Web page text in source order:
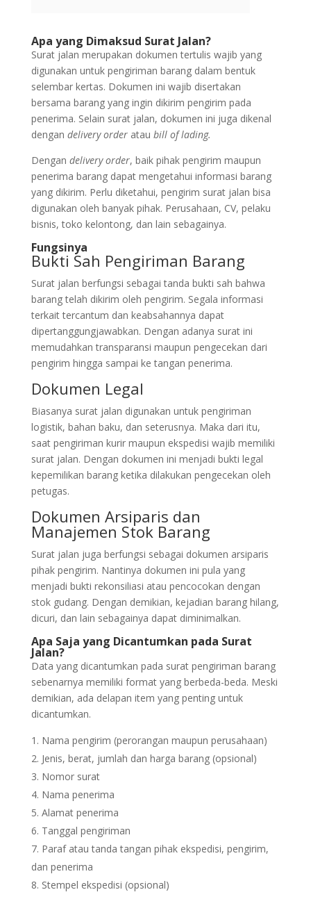
Apa yang Dimaksud Surat Jalan?
Surat jalan merupakan dokumen tertulis wajib yang
digunakan untuk pengiriman barang dalam bentuk
selembar kertas. Dokumen ini wajib disertakan
bersama barang yang ingin dikirim pengirim pada
penerima. Selain surat jalan, dokumen ini juga dikenal
dengan delivery orderatau bill of lading.
Dengan delivery order, baik pihak pengirim maupun
penerima barang dapat mengetahui informasi barang
yang dikirim. Perlu diketahui, pengirim surat jalan bisa
digunakan oleh banyak pihak. Perusahaan, CV, pelaku
bisnis, toko kelontong, dan lain sebagainya.
Fungsinya
Bukti Sah Pengiriman Barang
Surat jalan berfungsi sebagai tanda bukti sah bahwa
barang telah dikirim oleh pengirim. Segala informasi
terkait tercantum dan keabsahannya dapat
dipertanggungjawabkan. Dengan adanya surat ini
memudahkan transparansi maupun pengecekan dari
pengirim hingga sampai ke tangan penerima.
Dokumen Legal
Biasanya surat jalan digunakan untuk pengiriman
logistik, bahan baku, dan seterusnya. Maka dari itu,
saat pengiriman kurir maupun ekspedisi wajib memiliki
surat jalan. Dengan dokumen ini menjadi bukti legal
kepemilikan barang ketika dilakukan pengecekan oleh
petugas.
Dokumen Arsiparis dan
Manajemen Stok Barang
Surat jalan juga berfungsi sebagai dokumen arsiparis
pihak pengirim. Nantinya dokumen ini pula yang
menjadi bukti rekonsiliasi atau pencocokan dengan
stok gudang. Dengan demikian, kejadian barang hilang,
dicuri, dan lain sebagainya dapat diminimalkan.
Apa Saja yang Dicantumkan pada Surat
Jalan?
Data yang dicantumkan pada surat pengiriman barang
sebenarnya memiliki format yang berbeda-beda. Meski
demikian, ada delapan item yang penting untuk
dicantumkan.
Nama pengirim (perorangan maupun perusahaan)
Jenis, berat, jumlah dan harga barang (opsional)
Nomor surat
Nama penerima
Alamat penerima
Tanggal pengiriman
Paraf atau tanda tangan pihak ekspedisi, pengirim,
dan penerima
Stempel ekspedisi (opsional)